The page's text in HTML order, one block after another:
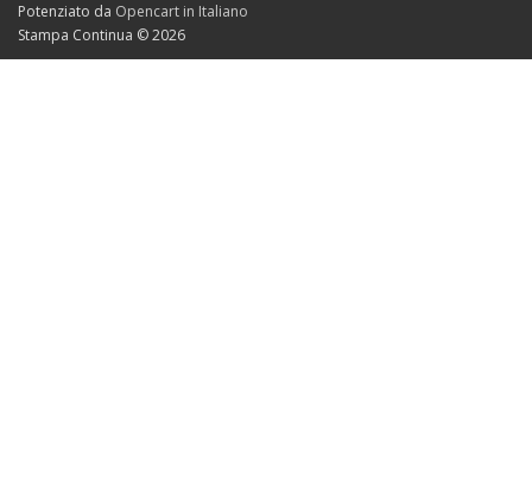
Potenziato da Opencart in Italiano
Stampa Continua © 2026